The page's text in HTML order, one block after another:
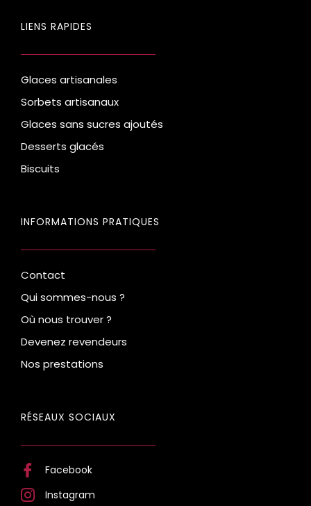
LIENS RAPIDES
Glaces artisanales
Sorbets artisanaux
Glaces sans sucres ajoutés
Desserts glacés
Biscuits
INFORMATIONS PRATIQUES
Contact
Qui sommes-nous ?
Où nous trouver ?
Devenez revendeurs
Nos prestations
RÉSEAUX SOCIAUX
Facebook
Instagram